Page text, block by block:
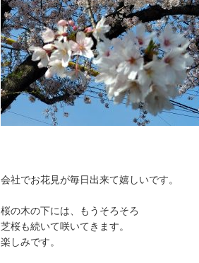
会社でお花見が毎日出来て嬉しいです。
桜の木の下には、もうそろそろ
芝桜も続いて咲いてきます。
楽しみです。